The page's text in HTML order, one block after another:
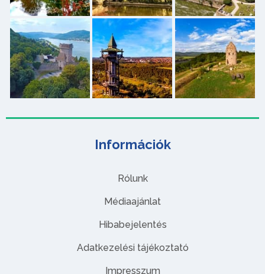
Információk
Rólunk
Médiaajánlat
Hibabejelentés
Adatkezelési tájékoztató
Impresszum